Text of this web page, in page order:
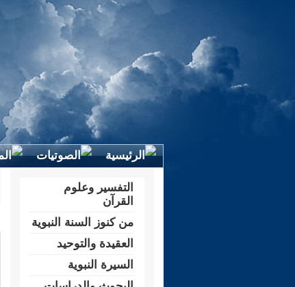
التفسير وعلوم
القرآن
من كنوز السنة النبوية
العقيدة والتوحيد
السيرة النبوية